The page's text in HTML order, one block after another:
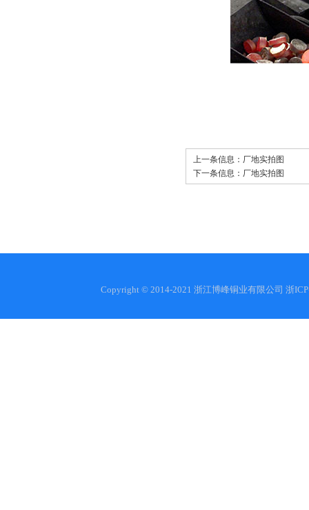
上一条信息： 厂地实拍图
下一条信息： 厂地实拍图
Copyright © 2014-2021 浙江博峰铜业有限公司浙